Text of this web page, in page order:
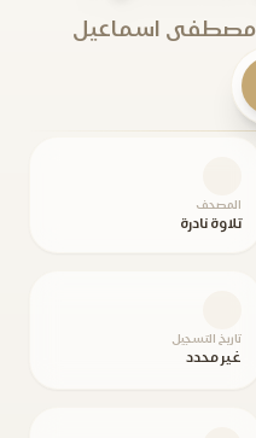
مصطفى اسماعيل
المصحف
تلاوة نادرة
تاريخ التسجيل
غير محدد